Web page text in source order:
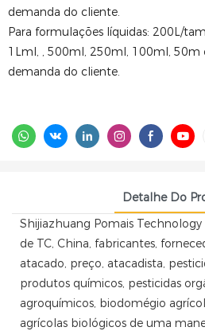
demanda do cliente.
Para formulações líquidas: 200L/
1Lml, , 500ml, 250ml, 100ml,
demanda do cliente.
Detalhe Do
Shijiazhuang Pomais Technology
de TC, China, fabricantes,
atacado, preço, atacadista,
produtos químicos, pesticidas
agroquímicos, biodomégio
agrícolas biológicos de uma